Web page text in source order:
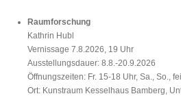
Raumforschung
Kathrin Hubl
Vernissage 7.8.2026, 19 Uhr
Ausstellungsdauer: 8.8.-20.9.2026
Öffnungszeiten: Fr. 15-18 Uhr, Sa., So.,
Ort: Kunstraum Kesselhaus Bamberg,